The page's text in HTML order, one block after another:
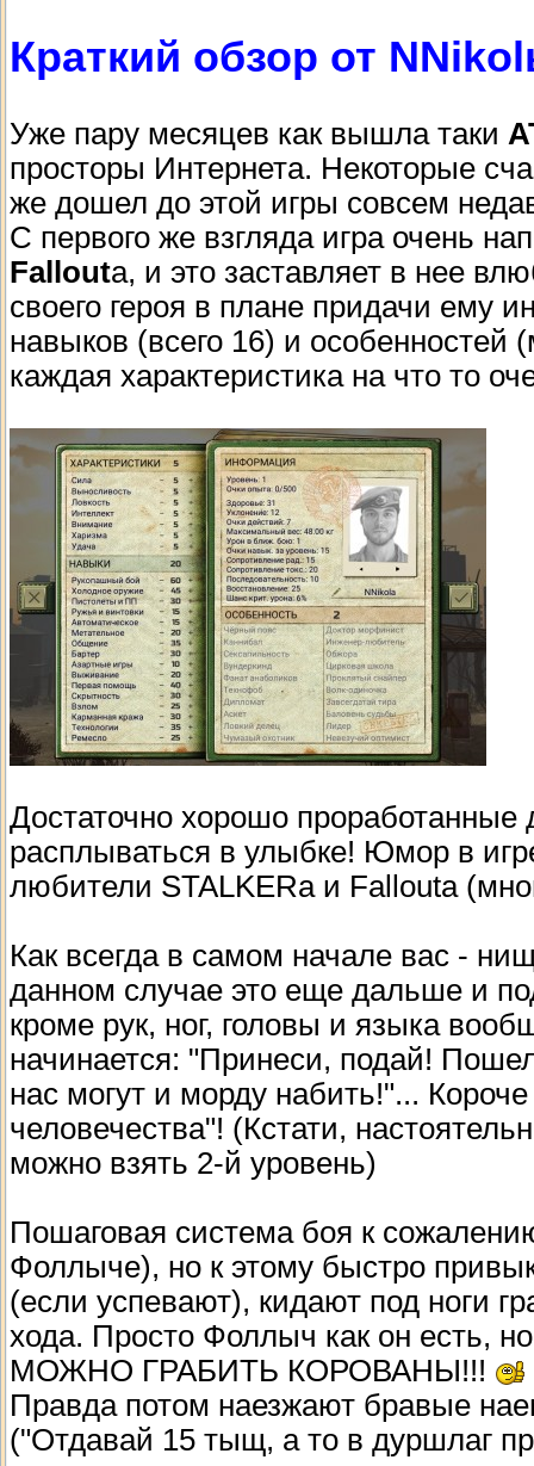
Краткий обзор от
Уже пару месяцев как вышла таки
просторы Интернета. Некоторые
же дошел до этой игры совсем
С первого же взгляда игра очень
Falloutа, и это заставляет в нее
своего героя в плане придачи ему
навыков (всего 16) и
каждая характеристика на что то
Достаточно хорошо проработанные
расплываться в улыбке! Юмор в
любители STALKERа и Falloutа
Как всегда в самом начале вас -
данном случае это еще дальше и
кроме рук, ног, головы и языка
начинается: "Принеси, подай!
нас могут и морду набить!"...
человечества"! (Кстати,
можно взять 2-й уровень)
Пошаговая система боя к
Фоллыче), но к этому быстро
(если успевают), кидают под ноги
хода. Просто Фоллыч как он есть,
МОЖНО ГРАБИТЬ КОРОВАНЫ!!!
Правда потом наезжают бравые
("Отдавай 15 тыщ, а то в дуршлаг